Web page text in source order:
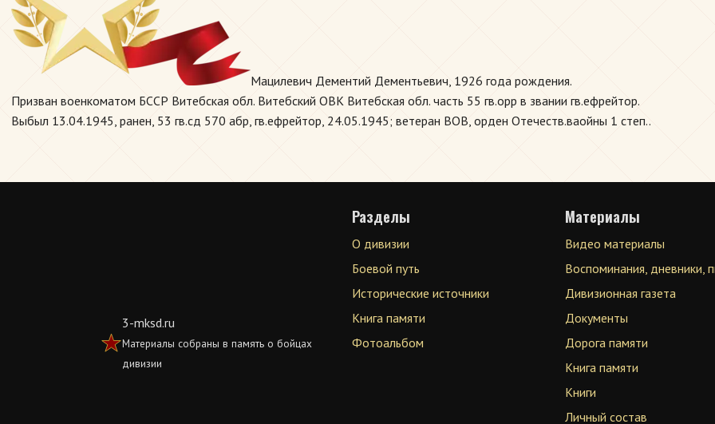
Мацилевич Дементий Дементьевич, 1926 года рождения.
Призван военкоматом БССР Витебская обл. Витебский ОВК Витебская обл. часть 55 гв.орр в звании гв.ефрейтор.
Выбыл 13.04.1945, ранен, 53 гв.сд 570 абр, гв.ефрейтор, 24.05.1945; ветеран ВОВ, орден Отечеств.ваойны 1 степ..
3-mksd.ru
Материалы собраны в память о бойцах
дивизии
Разделы
О дивизии
Боевой путь
Исторические источники
Книга памяти
Фотоальбом
Материалы
Видео материалы
Воспоминания, дневники,
Дивизионная газета
Документы
Дорога памяти
Книга памяти
Книги
Личный состав